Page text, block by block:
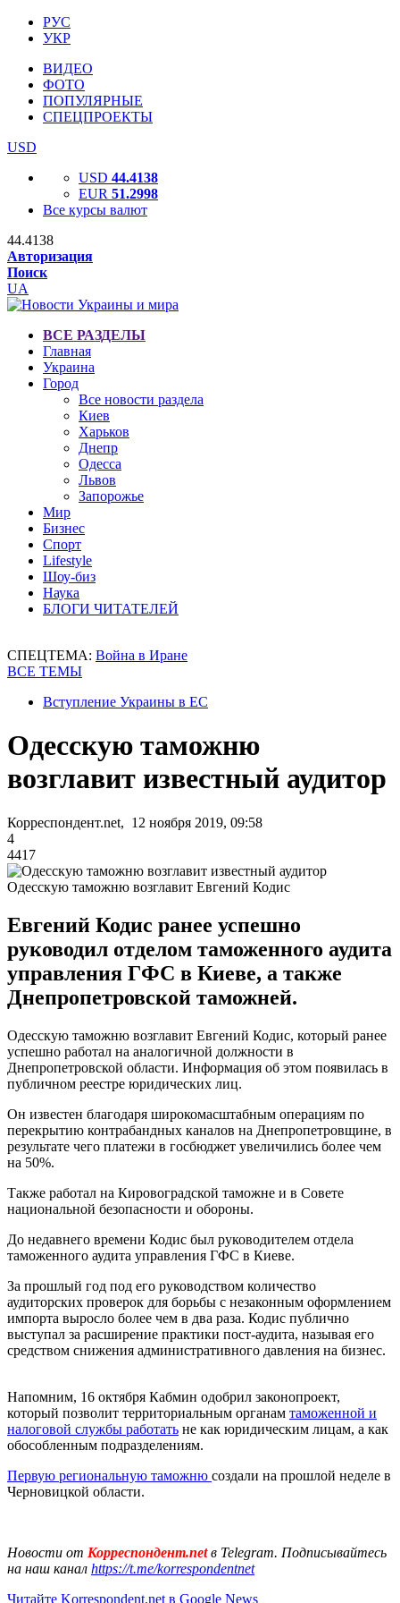
РУС
УКР
ВИДЕО
ФОТО
ПОПУЛЯРНЫЕ
СПЕЦПРОЕКТЫ
USD
USD 44.4138
EUR 51.2998
Все курсы валют
44.4138
Авторизация
Поиск
UA
ВСЕ РАЗДЕЛЫ
Главная
Украина
Город
Все новости раздела
Киев
Харьков
Днепр
Одесса
Львов
Запорожье
Мир
Бизнес
Спорт
Lifestyle
Шоу-биз
Наука
БЛОГИ ЧИТАТЕЛЕЙ
СПЕЦТЕМА: Война в Иране
ВСЕ ТЕМЫ
Вступление Украины в ЕС
Одесскую таможню
возглавит известный аудитор
Корреспондент.net, 12 ноября 2019, 09:58
4
4417
Одесскую таможню возглавит Евгений Кодис
Евгений Кодис ранее успешно
руководил отделом таможенного аудита
управления ГФС в Киеве, а также
Днепропетровской таможней.
Одесскую таможню возглавит Евгений Кодис, который ранее
успешно работал на аналогичной должности в
Днепропетровской области. Информация об этом появилась в
публичном реестре юридических лиц.
Он известен благодаря широкомасштабным операциям по
перекрытию контрабандных каналов на Днепропетровщине, в
результате чего платежи в госбюджет увеличились более чем
на 50%.
Также работал на Кировоградской таможне и в Совете
национальной безопасности и обороны.
До недавнего времени Кодис был руководителем отдела
таможенного аудита управления ГФС в Киеве.
За прошлый год под его руководством количество
аудиторских проверок для борьбы с незаконным оформлением
импорта выросло более чем в два раза. Кодис публично
выступал за расширение практики пост-аудита, называя его
средством снижения административного давления на бизнес.
Напомним, 16 октября Кабмин одобрил законопроект,
который позволит территориальным органам таможенной и
налоговой службы работать не как юридическим лицам, а как
обособленным подразделениям.
Первую региональную таможню создали на прошлой неделе в
Черновицкой области.
Новости от Корреспондент.netв Telegram. Подписывайтесь
на наш канал https://t.me/korrespondentnet
Читайте Korrespondent.net в Google News